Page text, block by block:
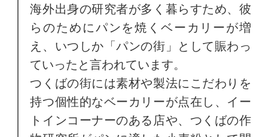
海外出身の研究者が多く暮らすため、彼
らのためにパンを焼くベーカリーが増
え、いつしか「パンの街」として賑わっ
ていったと言われています。
つくばの街には素材や製法にこだわりを
持つ個性的なベーカリーが点在し、イー
トインコーナーのある店や、つくばの作